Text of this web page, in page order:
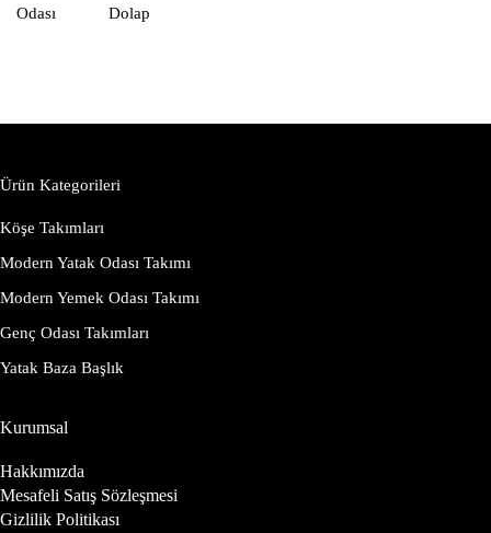
Odası
Dolap
Ürün Kategorileri
Köşe Takımları
Modern Yatak Odası Takımı
Modern Yemek Odası Takımı
Genç Odası Takımları
Yatak Baza Başlık
Kurumsal
Hakkımızda
Mesafeli Satış Sözleşmesi
Gizlilik Politikası